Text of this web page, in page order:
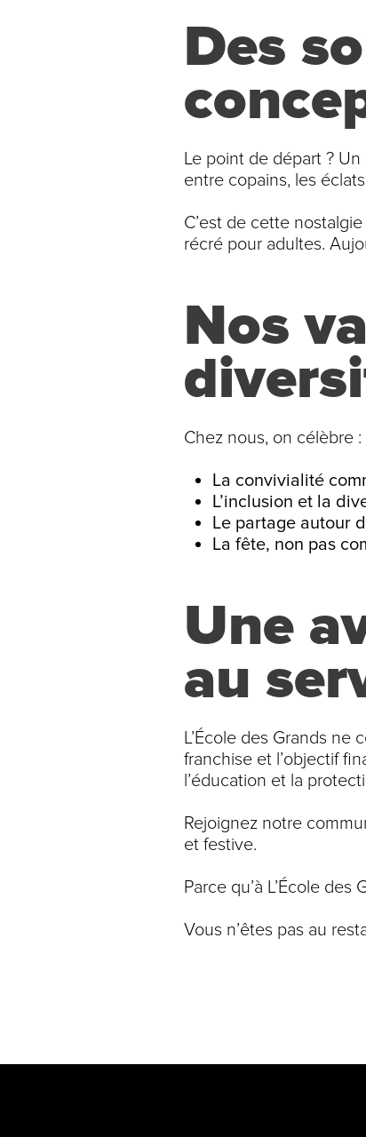
Des
Le point de départ ?
entre copains, les
C’est de cette
récré pour adultes.
Nos
Chez nous, on célèbre :
La convivialité
L’inclusion et la
Le partage autour
La fête, non pas
Une
au
L’École des Grands ne
franchise et l’objectif
l’éducation et la
Rejoignez notre
et festive.
Parce qu’à L’École
Vous n’êtes pas au